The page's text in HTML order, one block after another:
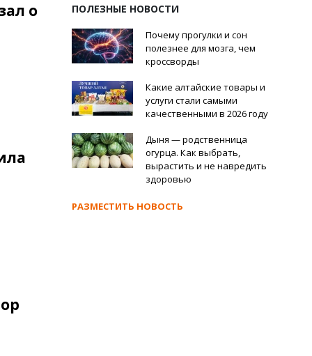
о
ПОЛЕЗНЫЕ НОВОСТИ
Почему прогулки и сон
полезнее для мозга, чем
кроссворды
Какие алтайские товары и
услуги стали самыми
качественными в 2026 году
Дыня — родственница
огурца. Как выбрать,
вырастить и не навредить
здоровью
РАЗМЕСТИТЬ НОВОСТЬ